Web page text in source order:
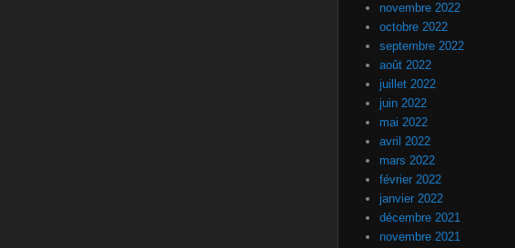
novembre 2022
octobre 2022
septembre 2022
août 2022
juillet 2022
juin 2022
mai 2022
avril 2022
mars 2022
février 2022
janvier 2022
décembre 2021
novembre 2021